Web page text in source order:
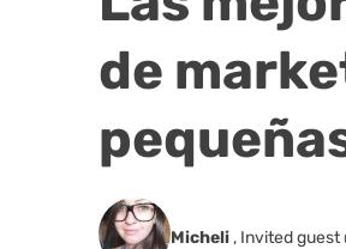
de
Micheli , Invited guest